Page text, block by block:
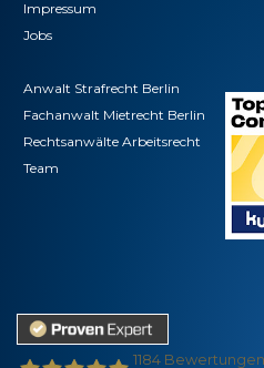
Impressum
Jobs
Anwalt Strafrecht Berlin
Fachanwalt Mietrecht Berlin
Rechtsanwälte Arbeitsrecht
Team
1184